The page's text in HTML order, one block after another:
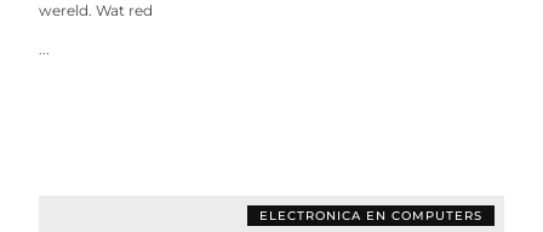
wereld. Wat red
...
ELECTRONICA EN COMPUTERS